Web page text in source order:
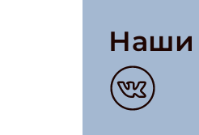
Наши